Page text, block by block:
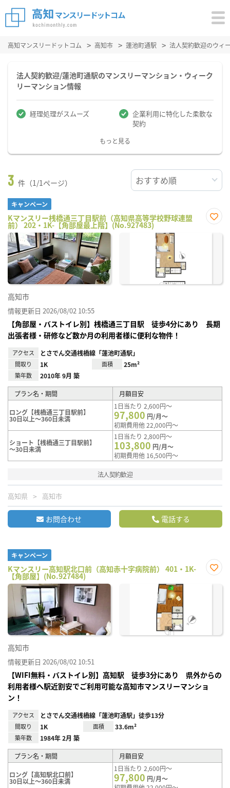
高知マンスリードットコム 高知市 蓮池町通駅 法人契約歓迎のウィ
法人契約歓迎/蓮池町通駅のマンスリーマンション・ウィーク
リーマンション情報
経理処理がスムーズ
企業利用に特化した柔軟な
契約
もっと見る
3 件（1/1ページ）
キャンペーン
Kマンスリー桟橋通三丁目駅前（高知県高等学校野球連盟
前） 202・1K-【角部屋最上階】(No.927483)
に入
高知市
情報更新日 2026/08/02 10:55
【角部屋・バストイレ別】桟橋通三丁目駅 徒歩4分にあり 長期
出張者様・研修など数か月の利用者様に便利な物件！
アクセス とさでん交通桟橋線「蓮池町通駅」
間取り 1K 面積 25m²
築年数 2010年 9月 築
プラン名・期間 月額目安
ロング【桟橋通三丁目駅前】
30日以上～360日未満
1日当たり 2,600円～
97,800 円/月～
初期費用他 22,000円～
ショート【桟橋通三丁目駅前】
～30日未満
1日当たり 2,800円～
103,800 円/月～
初期費用他 16,500円～
法人契約歓迎
高知県 高知市
お問合わせ 電話する
キャンペーン
Kマンスリー高知駅北口前（高知赤十字病院前） 401・1K-
【角部屋】(No.927484)
に入
高知市
情報更新日 2026/08/02 10:51
【WIFI無料・バストイレ別】高知駅 徒歩3分にあり 県外からの
利用者様へ駅近割安でご利用可能な高知市マンスリーマンショ
ン！
アクセス とさでん交通桟橋線「蓮池町通駅」徒歩13分
間取り 1K 面積 33.6m²
築年数 1984年 2月 築
プラン名・期間 月額目安
ロング【高知駅北口前】
30日以上～360日未満
1日当たり 2,600円～
97,800 円/月～